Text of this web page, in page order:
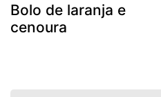
Bolo de laranja e
cenoura